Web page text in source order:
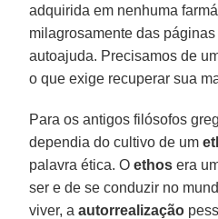
adquirida em nenhuma
milagrosamente das
autoajuda. Precisamos de
o que exige recuperar sua
Para os antigos filósofos
dependia do cultivo de um
palavra ética. Oethos era
ser e de se conduzir no
viver, aautorrealização